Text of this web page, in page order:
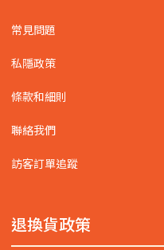
常見問題
私隱政策
條款和細則
聯絡我們
訪客訂單追蹤
退換貨政策